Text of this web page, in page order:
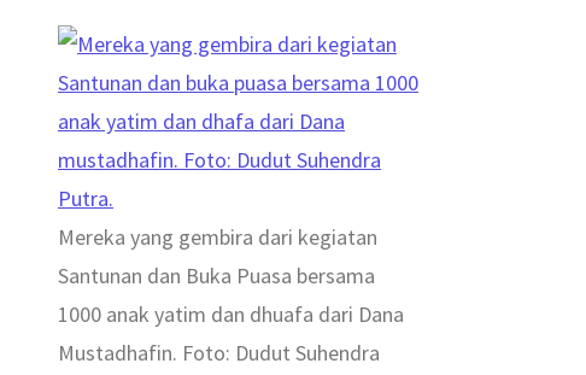
Mereka yang gembira dari kegiatan
Santunan dan Buka Puasa bersama
1000 anak yatim dan dhuafa dari Dana
Mustadhafin. Foto: Dudut Suhendra